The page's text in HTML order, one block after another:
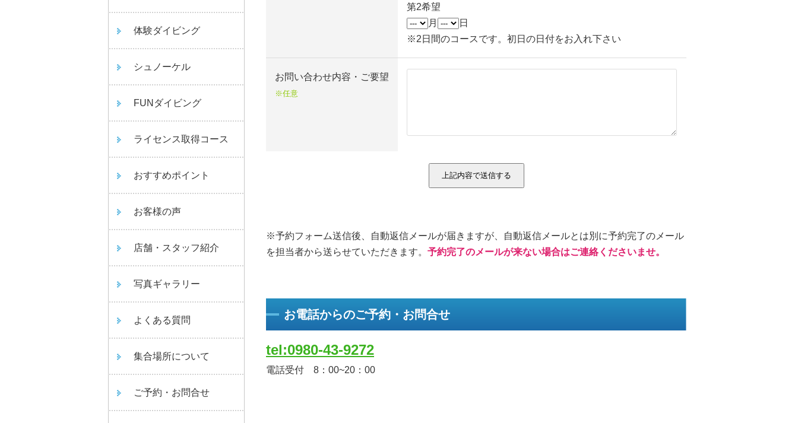
体験ダイビング
シュノーケル
FUNダイビング
ライセンス取得コース
おすすめポイント
お客様の声
店舗・スタッフ紹介
写真ギャラリー
よくある質問
集合場所について
ご予約・お問合せ
第2希望
月
日
※2日間のコースです。初日の日付をお入れ下さい
お問い合わせ内容・ご要望
※任意
※予約フォーム送信後、自動返信メールが届きますが、自動返信メールとは別に予約完了のメール
を担当者から送らせていただきます。 予約完了のメールが来ない場合はご連絡くださいませ。
お電話からのご予約・お問合せ
tel:0980-43-9272
電話受付 8：00~20：00